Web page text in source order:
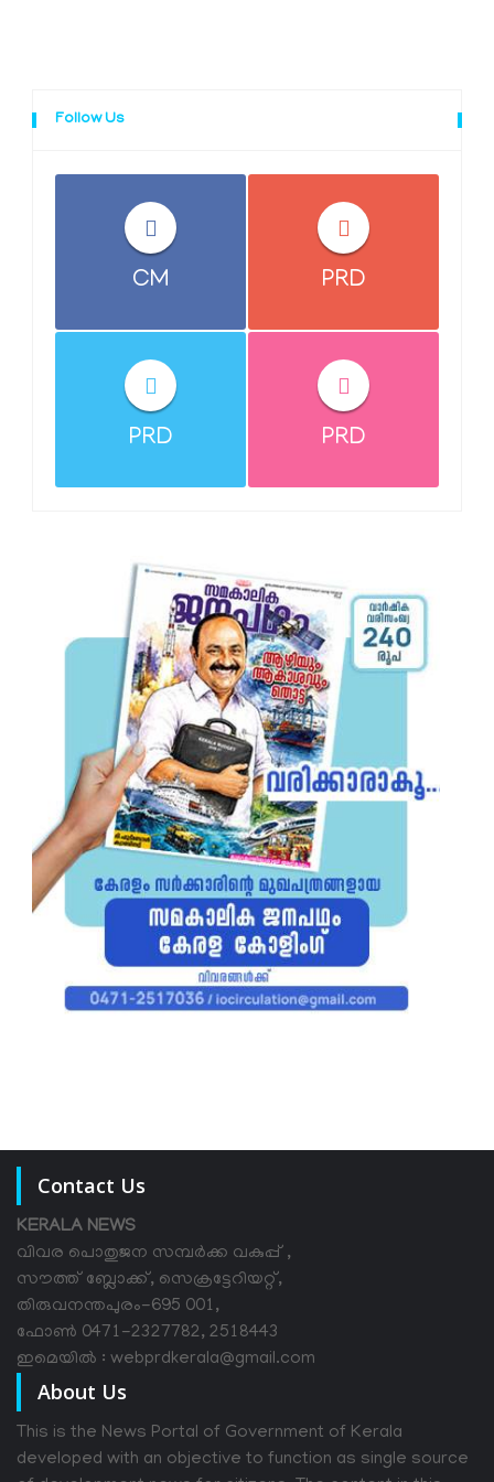
Follow Us
CM PRD
PRD PRD
Contact Us
KERALA NEWS
വിവര പൊതുജന സമ്പര്‍ക്ക വകുപ്പ് ,
സൗത്ത് ബ്ലോക്ക്, സെക്രട്ടേറിയറ്റ്,
തിരുവനന്തപുരം-695 001,
ഫോൺ 0471-2327782, 2518443
ഇമെയിൽ : webprdkerala@gmail.com
About Us
This is the News Portal of Government of Kerala
developed with an objective to function as single source